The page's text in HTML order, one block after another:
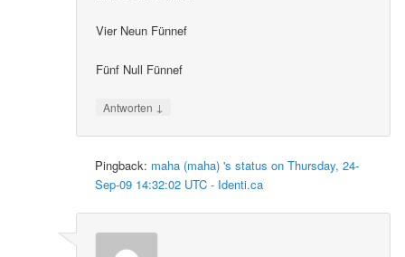
Vier Neun Fünnef
Fünf Null Fünnef
Antworten ↓
Pingback: maha (maha) 's status on Thursday, 24-
Sep-09 14:32:02 UTC - Identi.ca